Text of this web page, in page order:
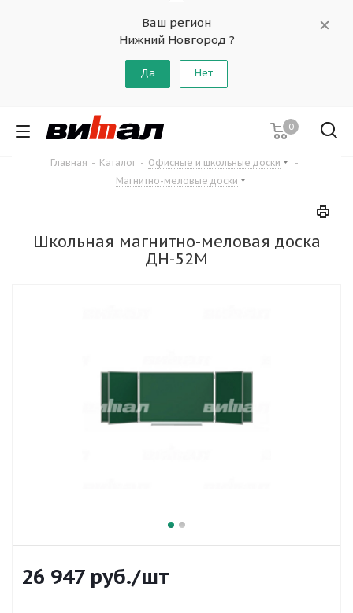
Ваш регион
Нижний Новгород ?
Да Нет
0
Главная - Каталог - Офисные и школьные доски
-
Магнитно-меловые доски
Школьная магнитно-меловая доска
ДН-52М
26 947руб./шт